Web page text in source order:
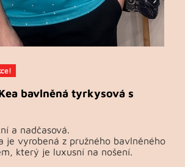
bavlněná tyrkysová s
a nadčasová.
je vyrobená z pružného bavlněného
který je luxusní na nošení.